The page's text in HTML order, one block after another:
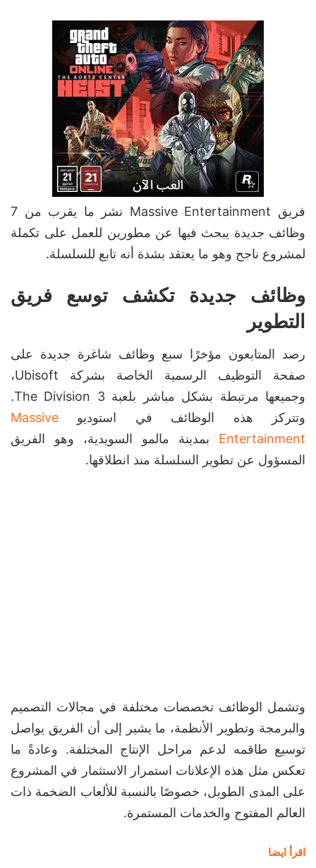
فريق Massive Entertainment نشر ما يقرب من 7
وظائف جديدة يبحث فيها عن مطورين للعمل على تكملة
لمشروع ناجح وهو ما يعتقد بشدة أنه تابع للسلسلة.
وظائف جديدة تكشف توسع فريق
التطوير
رصد المتابعون مؤخرًا سبع وظائف شاغرة جديدة على
صفحة التوظيف الرسمية الخاصة بشركة Ubisoft،
وجميعها مرتبطة بشكل مباشر بلعبة The Division 3.
وتتركز هذه الوظائف في استوديو Massive
Entertainment بمدينة مالمو السويدية، وهو الفريق
المسؤول عن تطوير السلسلة منذ انطلاقها.
وتشمل الوظائف تخصصات مختلفة في مجالات التصميم
والبرمجة وتطوير الأنظمة، ما يشير إلى أن الفريق يواصل
توسيع طاقمه لدعم مراحل الإنتاج المختلفة. وعادةً ما
تعكس مثل هذه الإعلانات استمرار الاستثمار في المشروع
على المدى الطويل، خصوصًا بالنسبة للألعاب الضخمة ذات
العالم المفتوح والخدمات المستمرة.
اقرأ ايضا